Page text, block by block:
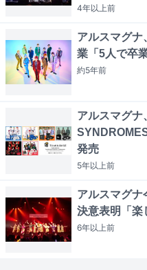
4年以上前
アルスマグナ
業「5人で卒
約5年前
アルスマグ
発売
5年以上前
アルスマグナ
決意表明「楽
6年以上前